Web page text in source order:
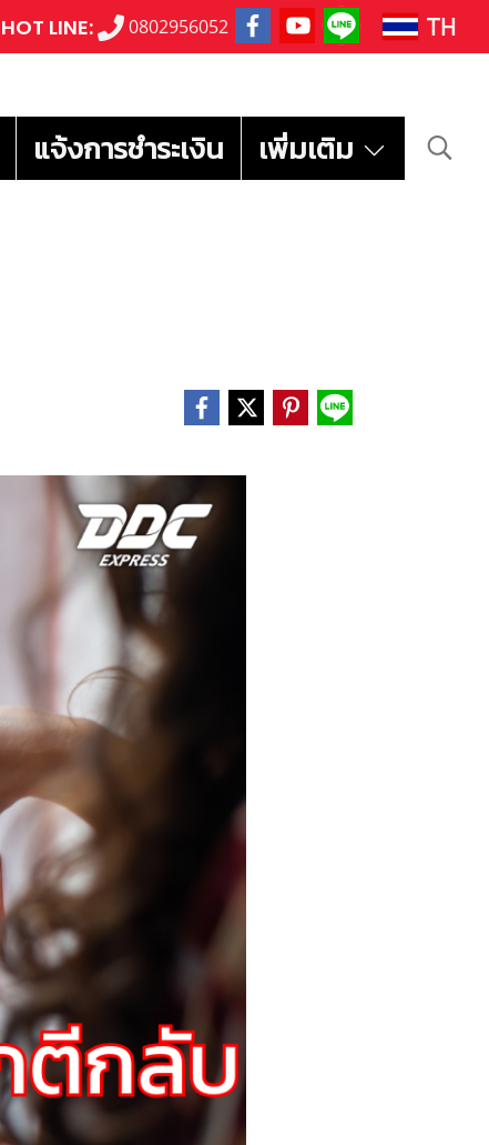
HOT LINE: 0802956052 TH
แจ้งการชำระเงิน เพิ่มเติม